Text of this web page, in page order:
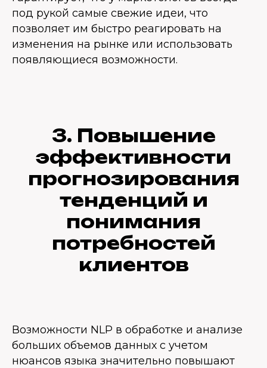
под рукой самые свежие идеи, что
позволяет им быстро реагировать на
изменения на рынке или использовать
появляющиеся возможности.
3. Повышение
эффективности
прогнозирования
тенденций и
понимания
потребностей
клиентов
Возможности NLP в обработке и анализе
больших объемов данных с учетом
нюансов языка значительно повышают